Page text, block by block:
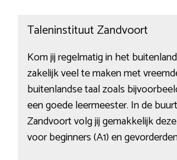
Taleninstituut Zandvoort
Kom jij regelmatig in het
zakelijk veel te maken met
buitenlandse taal zoals
een goede leermeester. In de
Zandvoort volg jij gemakkelijk
voor beginners (A1) en